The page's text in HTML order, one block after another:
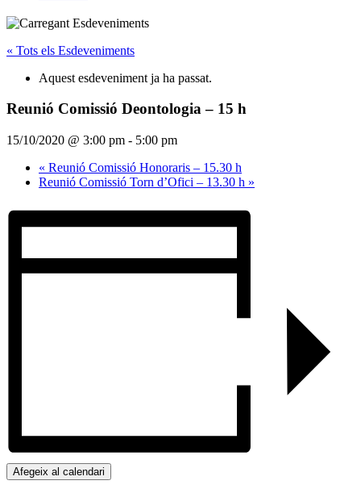
« Tots els Esdeveniments
Aquest esdeveniment ja ha passat.
Reunió Comissió Deontologia – 15 h
15/10/2020 @ 3:00 pm - 5:00 pm
« Reunió Comissió Honoraris – 15.30 h
Reunió Comissió Torn d’Ofici – 13.30 h »
Afegeix al calendari